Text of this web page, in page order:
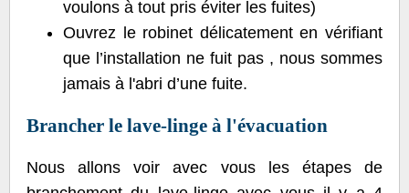
voulons à tout pris éviter les fuites)
Ouvrez le robinet délicatement en vérifiant
que l’installation ne fuit pas , nous sommes
jamais à l'abri d’une fuite.
Brancher le lave-linge à l'évacuation
Nous allons voir avec vous les étapes de